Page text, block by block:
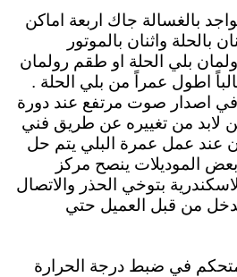
بالغسالة جاك اربعة اماكن
بالحلة واثنان بالموتور
بلي الحلة او طقم رولمان
اطول عمراً من بلي الحلة .
في اصدار صوت مرتفع عند دورة
لابد من تغييره عن طريق فني
عند عمل عمرة البلي يتم حل
الموديلات ينصح مركز
بتوخي الحذر والاتصال
من قبل العميل حتي
في ضبط درجة الحرارة